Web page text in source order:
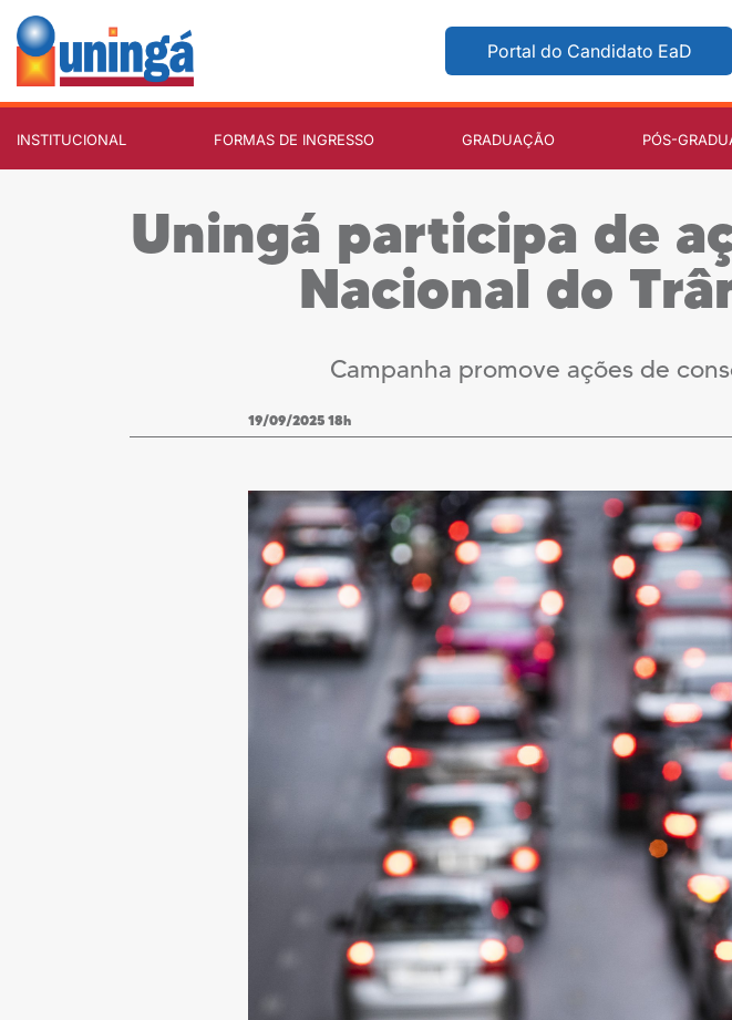
Portal do Candidato EaD
INSTITUCIONAL FORMAS DE INGRESSO GRADUAÇÃO PÓS-
Uningá participa de
Nacional do
Campanha promove ações de
19/09/2025 18h